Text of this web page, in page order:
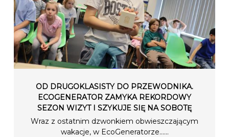
OD DRUGOKLASISTY DO PRZEWODNIKA.
ECOGENERATOR ZAMYKA REKORDOWY
SEZON WIZYT I SZYKUJE SIĘ NA SOBOTĘ
Wraz z ostatnim dzwonkiem obwieszczającym
wakacje, w EcoGeneratorze…...